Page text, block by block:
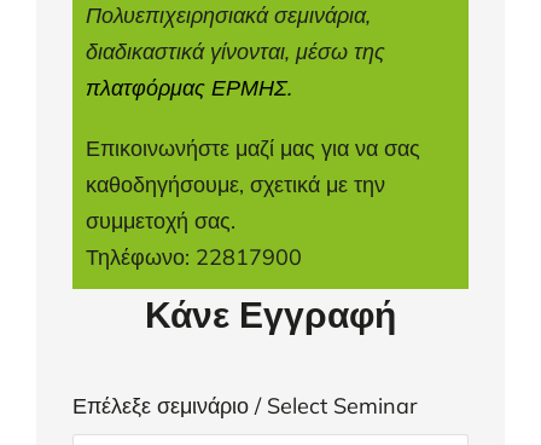
Πολυεπιχειρησιακά σεμινάρια,
διαδικαστικά γίνονται, μέσω της
πλατφόρμας ΕΡΜΗΣ.
Επικοινωνήστε μαζί μας για να σας
καθοδηγήσουμε, σχετικά με την
συμμετοχή σας.
Τηλέφωνο: 22817900
Κάνε Εγγραφή
Επέλεξε σεμινάριο / Select Seminar